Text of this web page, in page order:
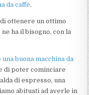
da caffè.
ottenere un ottimo
ha il bisogno, con la
buona macchina da
di poter cominciare
di espresso, una
abituati ad averle in